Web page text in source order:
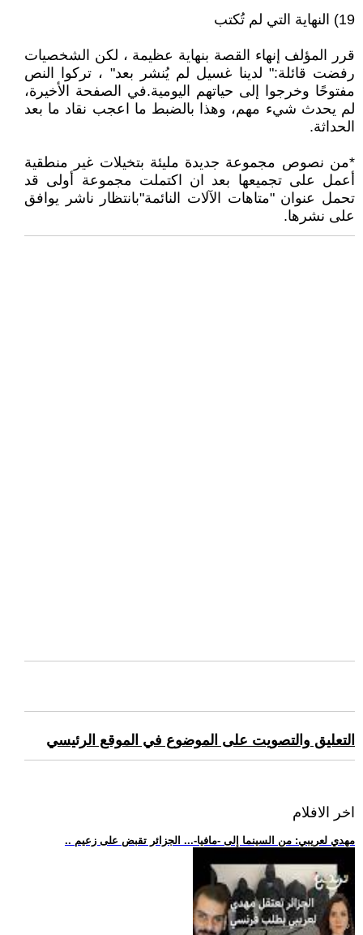
19) النهاية التي لم تُكتب
قرر المؤلف إنهاء القصة بنهاية عظيمة ، لكن الشخصيات
رفضت قائلة:" لدينا غسيل لم يُنشر بعد" ، تركوا النص
مفتوحًا وخرجوا إلى حياتهم اليومية.في الصفحة الأخيرة،
لم يحدث شيء مهم، وهذا بالضبط ما اعجب نقاد ما بعد
الحداثة.
*من نصوص مجموعة جديدة مليئة بتخيلات غير منطقية
أعمل على تجميعها بعد ان اكتملت مجموعة أولى قد
تحمل عنوان "متاهات الآلات النائمة"بانتظار ناشر يوافق
على نشرها.
التعليق والتصويت على الموضوع في الموقع الرئيسي
اخر الافلام
.. مهدي لعريبي: من السينما إلى -مافيا-... الجزائر تقبض على زعيم